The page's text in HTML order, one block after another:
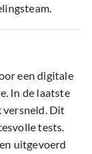
een digitale
In de laatste
versneld. Dit
tests.
uitgevoerd